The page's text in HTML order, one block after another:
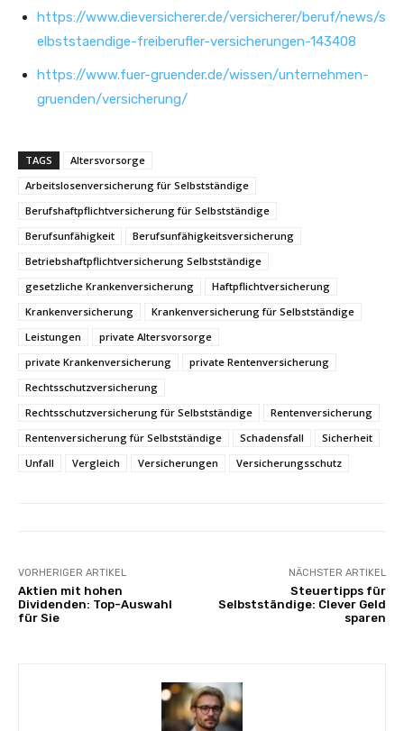
https://www.dieversicherer.de/versicherer/beruf/news/s
elbststaendige-freiberufler-versicherungen-143408
https://www.fuer-gruender.de/wissen/unternehmen-
gruenden/versicherung/
TAGS
Altersvorsorge
Arbeitslosenversicherung für Selbstständige
Berufshaftpflichtversicherung für Selbstständige
Berufsunfähigkeit
Berufsunfähigkeitsversicherung
Betriebshaftpflichtversicherung Selbstständige
gesetzliche Krankenversicherung
Haftpflichtversicherung
Krankenversicherung
Krankenversicherung für Selbstständige
Leistungen
private Altersvorsorge
private Krankenversicherung
private Rentenversicherung
Rechtsschutzversicherung
Rechtsschutzversicherung für Selbstständige
Rentenversicherung
Rentenversicherung für Selbstständige
Schadensfall
Sicherheit
Unfall
Vergleich Versicherungen Versicherungsschutz
VORHERIGER ARTIKEL
Aktien mit hohen
Dividenden: Top-Auswahl
für Sie
NÄCHSTER ARTIKEL
Steuertipps für
Selbstständige: Clever Geld
sparen